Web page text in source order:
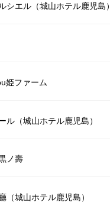
エル（城山ホテル鹿児島）
姫ファーム
ル（城山ホテル鹿児島）
ノ壽
城山ホテル鹿児島）